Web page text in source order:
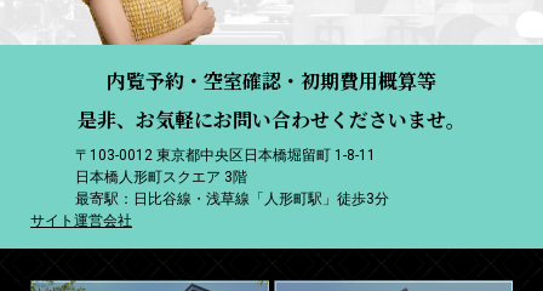
内覧予約・空室確認・初期費用概算等
是非、お気軽にお問い合わせくださいませ。
〒103-0012 東京都中央区日本橋堀留町 1-8-11
日本橋人形町スクエア 3階
最寄駅：日比谷線・浅草線「人形町駅」徒歩3分
サイト運営会社